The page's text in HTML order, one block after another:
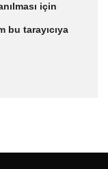
için
bu tarayıcıya